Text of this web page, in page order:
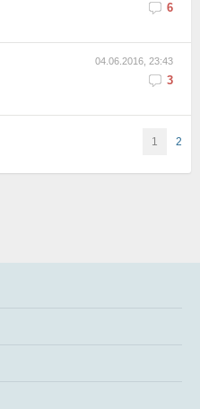
6
04.06.2016, 23:43
3
1 2